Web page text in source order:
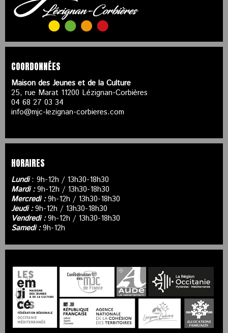
COORDONNÉES
Maison des Jeunes et de la Culture
25, rue Marat 11200 Lézignan-Corbières
04 68 27 03 34
info@mjc-lezignan-corbieres.com
HORAIRES
Lundi: 9h-12h / 13h30-18h30
Mardi :9h-12h / 13h30-18h30
Mercredi :9h-12h / 13h30-18h30
Jeudi :9h-12h / 13h30-18h30
Vendredi :9h-12h / 13h30-18h30
Samedi :9h-12h